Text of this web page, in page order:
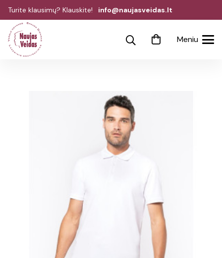
Turite klausimų? Klauskite! info@naujasveidas.lt
Meniu